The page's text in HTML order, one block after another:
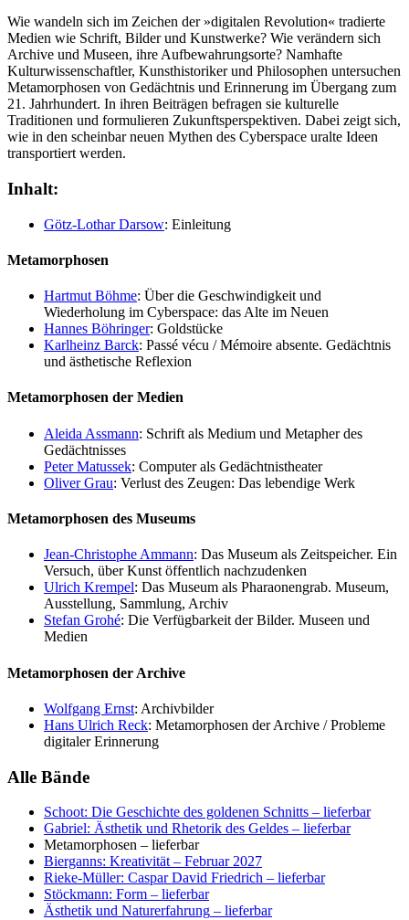
Wie wandeln sich im Zeichen der »digitalen Revolution« tradierte
Medien wie Schrift, Bilder und Kunstwerke? Wie verändern sich
Archive und Museen, ihre Aufbewahrungsorte? Namhafte
Kulturwissenschaftler, Kunsthistoriker und Philosophen untersuchen
Metamorphosen von Gedächtnis und Erinnerung im Übergang zum
21. Jahrhundert. In ihren Beiträgen befragen sie kulturelle
Traditionen und formulieren Zukunftsperspektiven. Dabei zeigt sich,
wie in den scheinbar neuen Mythen des Cyberspace uralte Ideen
transportiert werden.
Inhalt:
Götz-Lothar Darsow: Einleitung
Metamorphosen
Hartmut Böhme: Über die Geschwindigkeit und
Wiederholung im Cyberspace: das Alte im Neuen
Hannes Böhringer: Goldstücke
Karlheinz Barck: Passé vécu / Mémoire absente. Gedächtnis
und ästhetische Reflexion
Metamorphosen der Medien
Aleida Assmann: Schrift als Medium und Metapher des
Gedächtnisses
Peter Matussek: Computer als Gedächtnistheater
Oliver Grau: Verlust des Zeugen: Das lebendige Werk
Metamorphosen des Museums
Jean-Christophe Ammann: Das Museum als Zeitspeicher. Ein
Versuch, über Kunst öffentlich nachzudenken
Ulrich Krempel: Das Museum als Pharaonengrab. Museum,
Ausstellung, Sammlung, Archiv
Stefan Grohé: Die Verfügbarkeit der Bilder. Museen und
Medien
Metamorphosen der Archive
Wolfgang Ernst: Archivbilder
Hans Ulrich Reck: Metamorphosen der Archive / Probleme
digitaler Erinnerung
Alle Bände
Schoot: Die Geschichte des goldenen Schnitts – lieferbar
Gabriel: Ästhetik und Rhetorik des Geldes – lieferbar
Metamorphosen – lieferbar
Bierganns: Kreativität – Februar 2027
Rieke-Müller: Caspar David Friedrich – lieferbar
Stöckmann: Form – lieferbar
Ästhetik und Naturerfahrung – lieferbar